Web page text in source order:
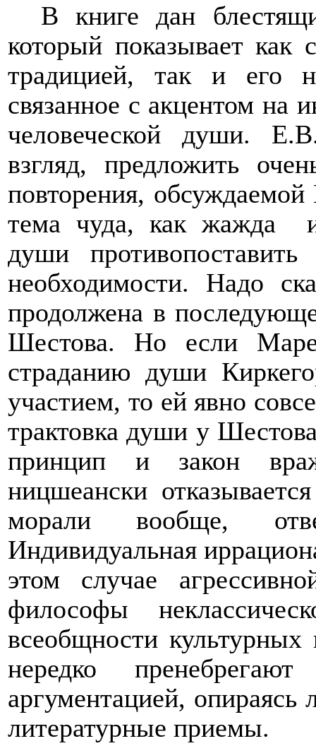
В книге дан
который показывает как
традицией, так и его
связанное с акцентом на
человеческой души.
взгляд, предложить
повторения, обсуждаемой
тема чуда, как жажда
души
необходимости. Надо
продолжена в
Шестова. Но если
страданию души
участием, то ей явно
трактовка души у
принцип и закон
ницшеански
морали вообще,
Индивидуальная
этом случае
философы
всеобщности
нередко
аргументацией,
литературные приемы.